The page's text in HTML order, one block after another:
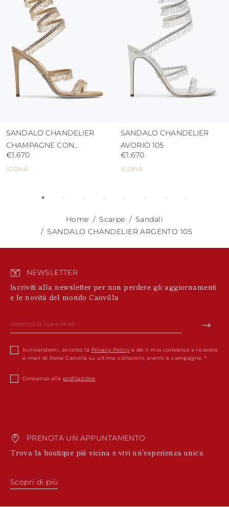
proteggere la tomaia da umidità e dalla
pioggia
usare i sacchetti di protezione per evitare
contatti con superfici abrasive.
ICONA
SANDALO CHANDELIER
CHAMPAGNE CON
CRISTALLI 105
€1.670
ICONA
SANDALO CHANDELIER
AVORIO 105
€1.670
Home Scarpe
Sandali
SANDALO CHANDELIER ARGENTO 105
NEWSLETTER
Iscriviti alla newsletter per non perdere gli aggiornamenti
e le novità del mondo Caovilla
Iscrivendomi, accetto la Privacy Policy e do il mio consenso a ricevere
e-mail di Rene Caovilla su ultime collezioni, eventi e campagne.
Consenso alla profilazione
PRENOTA UN APPUNTAMENTO
Trova la boutique più vicina e vivi un’esperienza unica
Scopri di più